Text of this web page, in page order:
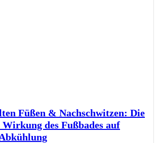
Füßen & Nachschwitzen: Die
Wirkung des Fußbades auf